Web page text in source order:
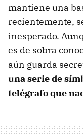
mantiene una
recientemente,
inesperado.
es de sobra
aún guarda
una serie de
telégrafo que